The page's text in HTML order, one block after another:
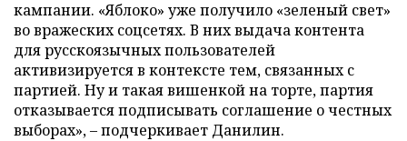
кампании. «Яблоко» уже получило «зеленый свет»
во вражеских соцсетях. В них выдача контента
для русскоязычных пользователей
активизируется в контексте тем, связанных с
партией. Ну и такая вишенкой на торте, партия
отказывается подписывать соглашение о честных
выборах», – подчеркивает Данилин.